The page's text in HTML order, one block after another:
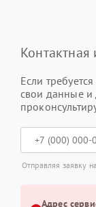
Если
свои данные и
Отправляя заявку
Адрес